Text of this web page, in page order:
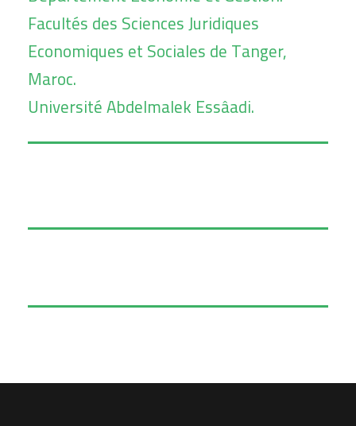
Facultés des Sciences Juridiques
Economiques et Sociales de Tanger,
Maroc.
Université Abdelmalek Essâadi.